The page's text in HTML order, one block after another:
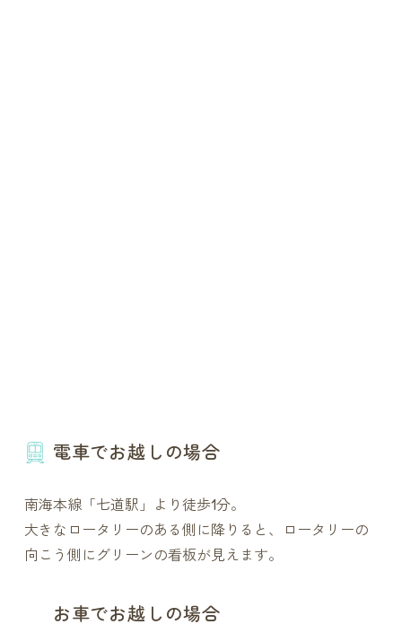
電車でお越しの場合
南海本線「七道駅」より徒歩1分。
大きなロータリーのある側に降りると、ロータリーの
向こう側にグリーンの看板が見えます。
お車でお越しの場合